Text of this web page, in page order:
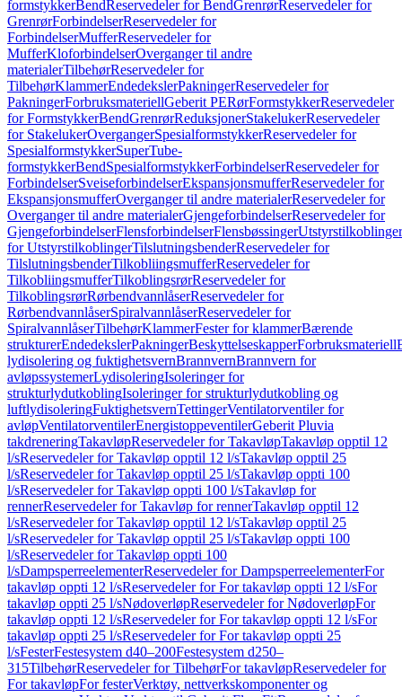
formstykkerBendReservedeler for BendGrenrørReservedeler for
GrenrørForbindelserReservedeler for
ForbindelserMufferReservedeler for
MufferKloforbindelserOverganger til andre
materialerTilbehørReservedeler for
TilbehørKlammerEndedekslerPakningerReservedeler for
PakningerForbruksmateriellGeberit PERørFormstykkerReservedeler
for FormstykkerBendGrenrørReduksjonerStakelukerReservedeler
for StakelukerOvergangerSpesialformstykkerReservedeler for
SpesialformstykkerSuperTube-
formstykkerBendSpesialformstykkerForbindelserReservedeler for
ForbindelserSveiseforbindelserEkspansjonsmufferReservedeler for
EkspansjonsmufferOverganger til andre materialerReservedeler for
Overganger til andre materialerGjengeforbindelserReservedeler for
GjengeforbindelserFlensforbindelserFlensbøssingerUtstyrstilkoblinger
for UtstyrstilkoblingerTilslutningsbenderReservedeler for
TilslutningsbenderTilkobliingsmufferReservedeler for
TilkobliingsmufferTilkoblingsrørReservedeler for
TilkoblingsrørRørbendvannlåserReservedeler for
RørbendvannlåserSpiralvannlåserReservedeler for
SpiralvannlåserTilbehørKlammerFester for klammerBærende
strukturerEndedekslerPakningerBeskyttelseskapperForbruksmateriell
lydisolering og fuktighetsvernBrannvernBrannvern for
avløpssystemerLydisoleringIsoleringer for
strukturlydutkoblingIsoleringer for strukturlydutkobling og
luftlydisoleringFuktighetsvernTettingerVentilatorventiler for
avløpVentilatorventilerEnergistoppeventilerGeberit Pluvia
takdreneringTakavløpReservedeler for TakavløpTakavløp opptil 12
l/sReservedeler for Takavløp opptil 12 l/sTakavløp opptil 25
l/sReservedeler for Takavløp opptil 25 l/sTakavløp oppti 100
l/sReservedeler for Takavløp oppti 100 l/sTakavløp for
rennerReservedeler for Takavløp for rennerTakavløp opptil 12
l/sReservedeler for Takavløp opptil 12 l/sTakavløp opptil 25
l/sReservedeler for Takavløp opptil 25 l/sTakavløp oppti 100
l/sReservedeler for Takavløp oppti 100
l/sDampsperreelementerReservedeler for DampsperreelementerFor
takavløp oppti 12 l/sReservedeler for For takavløp oppti 12 l/sFor
takavløp oppti 25 l/sNødoverløpReservedeler for NødoverløpFor
takavløp oppti 12 l/sReservedeler for For takavløp oppti 12 l/sFor
takavløp oppti 25 l/sReservedeler for For takavløp oppti 25
l/sFesterFestesystem d40–200Festesystem d250–
315TilbehørReservedeler for TilbehørFor takavløpReservedeler for
For takavløpFor festerVerktøy, nettverkskomponenter og